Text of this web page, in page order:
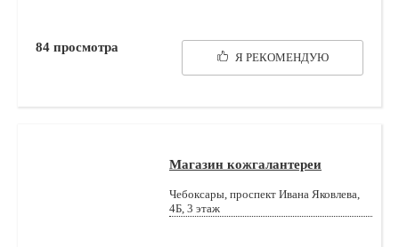
Я РЕКОМЕНДУЮ
84 просмотра
Магазин кожгалантереи
Чебоксары, проспект Ивана Яковлева,
4Б, 3 этаж